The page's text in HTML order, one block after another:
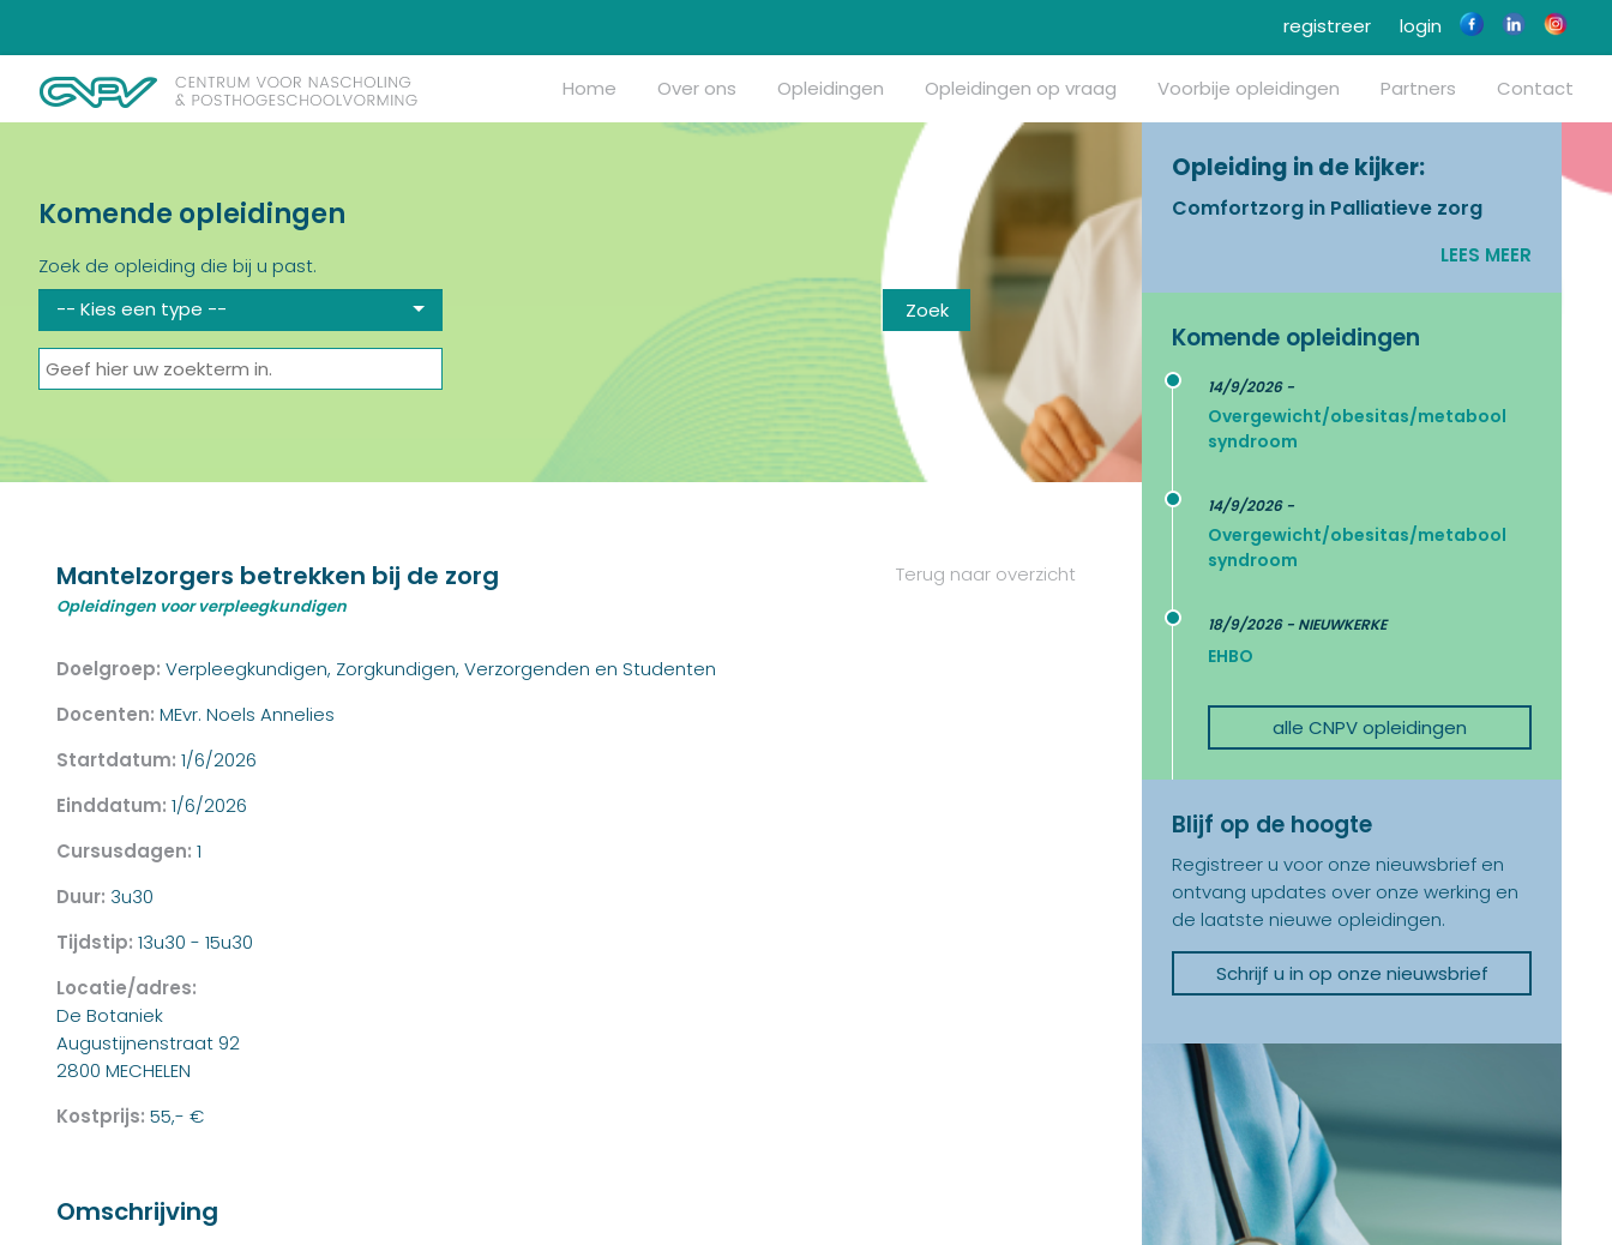
login
registreer
Home Over ons Opleidingen Opleidingen op vraag Voorbije opleidingen Partners Contact
Komende opleidingen
Zoek de opleiding die bij u past.
-- Kies een type --
Opleiding in de kijker:
Comfortzorg in Palliatieve zorg
LEES MEER
Komende opleidingen
14/9/2026 -
Overgewicht/obesitas/metabool
syndroom
14/9/2026 -
Overgewicht/obesitas/metabool
syndroom
18/9/2026 - NIEUWKERKE
EHBO
alle CNPV opleidingen
Blijf op de hoogte
Registreer u voor onze nieuwsbrief en
ontvang updates over onze werking en
de laatste nieuwe opleidingen.
Schrijf u in op onze nieuwsbrief
Terug naar overzicht
Mantelzorgers betrekken bij de zorg
Opleidingen voor verpleegkundigen
Doelgroep: Verpleegkundigen, Zorgkundigen, Verzorgenden en Studenten
Docenten: MEvr. Noels Annelies
Startdatum: 1/6/2026
Einddatum: 1/6/2026
Cursusdagen: 1
Duur: 3u30
Tijdstip: 13u30 - 15u30
Locatie/adres:
De Botaniek
Augustijnenstraat 92
2800 MECHELEN
Kostprijs: 55,- €
Omschrijving